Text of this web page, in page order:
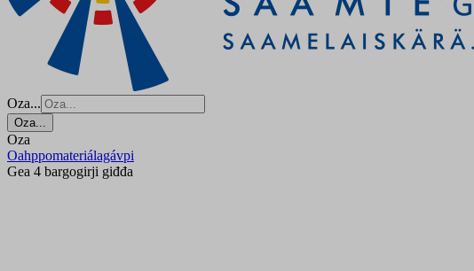
Oza...
Oza...
Oza
Oahppomateriálagávpi
Gea 4 bargogirji giđđa